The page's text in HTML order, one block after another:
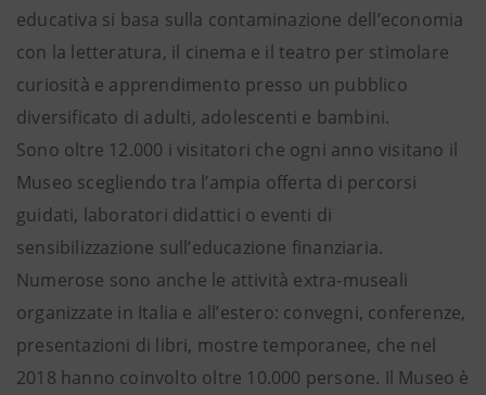
educativa si basa sulla contaminazione dell’economia
con la letteratura, il cinema e il teatro per stimolare
curiosità e apprendimento presso un pubblico
diversificato di adulti, adolescenti e bambini.
Sono oltre 12.000 i visitatori che ogni anno visitano il
Museo scegliendo tra l’ampia offerta di percorsi
guidati, laboratori didattici o eventi di
sensibilizzazione sull’educazione finanziaria.
Numerose sono anche le attività extra-museali
organizzate in Italia e all’estero: convegni, conferenze,
presentazioni di libri, mostre temporanee, che nel
2018 hanno coinvolto oltre 10.000 persone. Il Museo è